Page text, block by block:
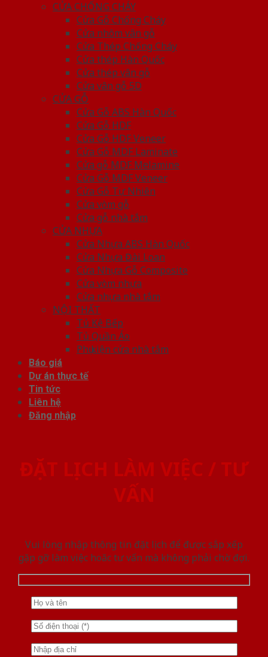
CỬA CHỐNG CHÁY
Cửa Gỗ Chống Cháy
Cửa nhôm vân gỗ
Cửa Thép Chống Cháy
Cửa thép Hàn Quốc
Cửa thép vân gỗ
Cửa vân gỗ 5D
CỬA GỖ
Cửa Gỗ ABS Hàn Quốc
Cửa Gỗ HDF
Cửa Gỗ HDF Veneer
Cửa Gỗ MDF Laminate
Cửa gỗ MDF Melamine
Cửa Gỗ MDF Veneer
Cửa Gỗ Tự Nhiên
Cửa vòm gỗ
Cửa gỗ nhà tắm
CỬA NHỰA
Cửa Nhựa ABS Hàn Quốc
Cửa Nhựa Đài Loan
Cửa Nhựa Gỗ Composite
Cửa vòm nhựa
Cửa nhựa nhà tắm
NỘI THẤT
Tủ Kệ Bếp
Tủ Quần Áo
Phụ kiện cửa nhà tắm
Báo giá
Dự án thực tế
Tin tức
Liên hệ
Đăng nhập
ĐẶT LỊCH LÀM VIỆC / TƯ
VẤN
Vui lòng nhập thông tin đặt lịch để được sắp xếp
gặp gỡ làm việc hoăc tư vấn mà không phải chờ đợi.